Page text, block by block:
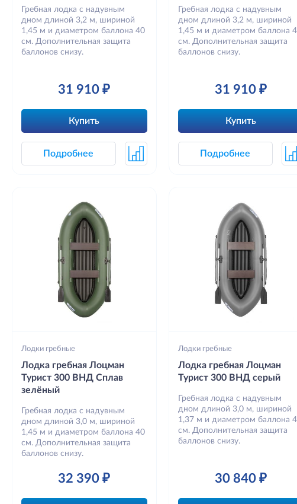
Гребная лодка с надувным
дном длиной 3,2 м, шириной
1,45 м и диаметром баллона 40
см. Дополнительная защита
баллонов снизу.
31 910 ₽
Купить
Подробнее
Гребная лодка с надувным
дном длиной 3,2 м, шириной
1,45 м и диаметром баллона
см. Дополнительная защита
баллонов снизу.
31 910 ₽
Купить
Подробнее
Лодки гребные
Лодка гребная Лоцман
Турист 300 ВНД Сплав
зелёный
Гребная лодка с надувным
дном длиной 3,0 м, шириной
1,45 м и диаметром баллона 40
см. Дополнительная защита
баллонов снизу.
32 390 ₽
Лодки гребные
Лодка гребная Лоцман
Турист 300 ВНД серый
Гребная лодка с надувным
дном длиной 3,0 м, шириной
1,37 м и диаметром баллона
см. Дополнительная защита
баллонов снизу.
30 840 ₽